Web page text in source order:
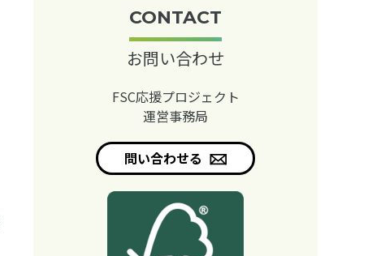
CONTACT
お問い合わせ
FSC応援プロジェクト
運営事務局
問い合わせる